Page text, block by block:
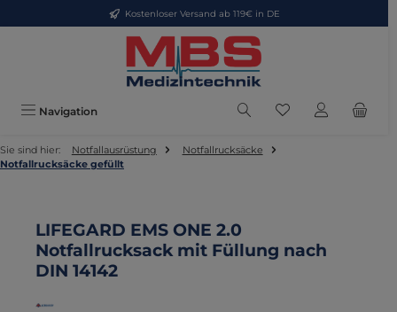
Zum Hauptinhalt springenKostenloser Versand ab 119€ in DE
Navigation Du hast 0
Sie sind hier: Notfallausrüstung
Notfallrucksäcke
Notfallrucksäcke gefüllt
LIFEGARD EMS ONE 2.0
Notfallrucksack mit Füllung nach
DIN 14142